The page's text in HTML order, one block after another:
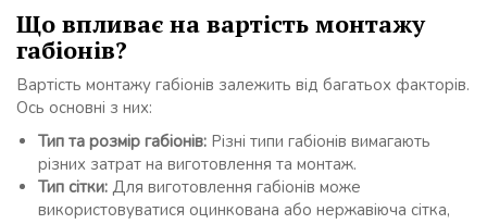
Що впливає на вартість монтажу
габіонів?
Вартість монтажу габіонів залежить від багатьох факторів.
Ось основні з них:
Тип та розмір габіонів: Різні типи габіонів вимагають
різних затрат на виготовлення та монтаж.
Тип сітки: Для виготовлення габіонів може
використовуватися оцинкована або нержавіюча сітка,